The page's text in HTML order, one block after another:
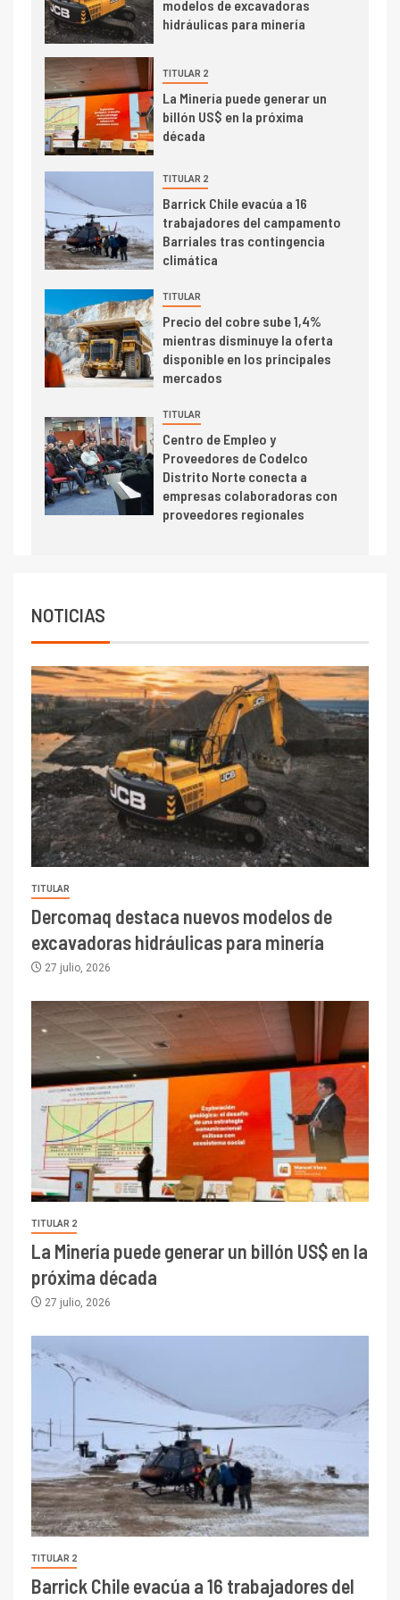
Informe bimensual de
Cochilco: precio del cobre
5
Estudio revela cómo el precio
del cobre y educación superior
I+D
BHP proyecta producción de
cobre cercana a 2 millones de
toneladas tras récord en
7
Codelco reporta Ebitda de US$
6.670 millones y mejora sus
indicadores financieros
modelos de excavadoras
hidráulicas para minería
TITULAR 2
La Minería puede generar un
billón US$ en la próxima
década
TITULAR 2
Barrick Chile evacúa a 16
trabajadores del campamento
Barriales tras contingencia
climática
TITULAR
Precio del cobre sube 1,4%
mientras disminuye la oferta
disponible en los principales
mercados
TITULAR
Centro de Empleo y
Proveedores de Codelco
Distrito Norte conecta a
empresas colaboradoras con
proveedores regionales
NOTICIAS
TITULAR
Dercomaq destaca nuevos modelos de
excavadoras hidráulicas para minería
27 julio, 2026
TITULAR 2
La Minería puede generar un billón US$ en la
próxima década
27 julio, 2026
TITULAR 2
Barrick Chile evacúa a 16 trabajadores del